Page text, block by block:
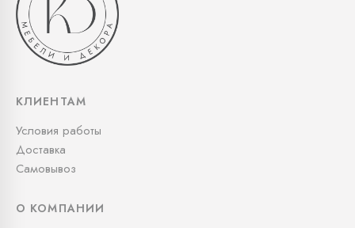
КЛИЕНТАМ
Условия работы
Доставка
Самовывоз
О КОМПАНИИ